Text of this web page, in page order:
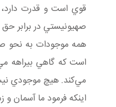
قوي است و قدرت
صهيونيستي در برابر
همه موجودات به نحو
است که گاهي بيراهه
مي‌کند. هيچ موجودي
اينکه فرمود ما آسمان